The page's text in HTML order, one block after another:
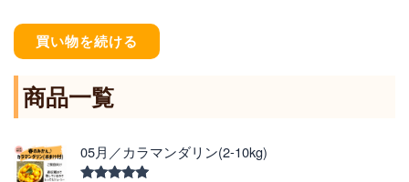
買い物を続ける
商品一覧
05月／カラマンダリン(2-10kg)
価
格